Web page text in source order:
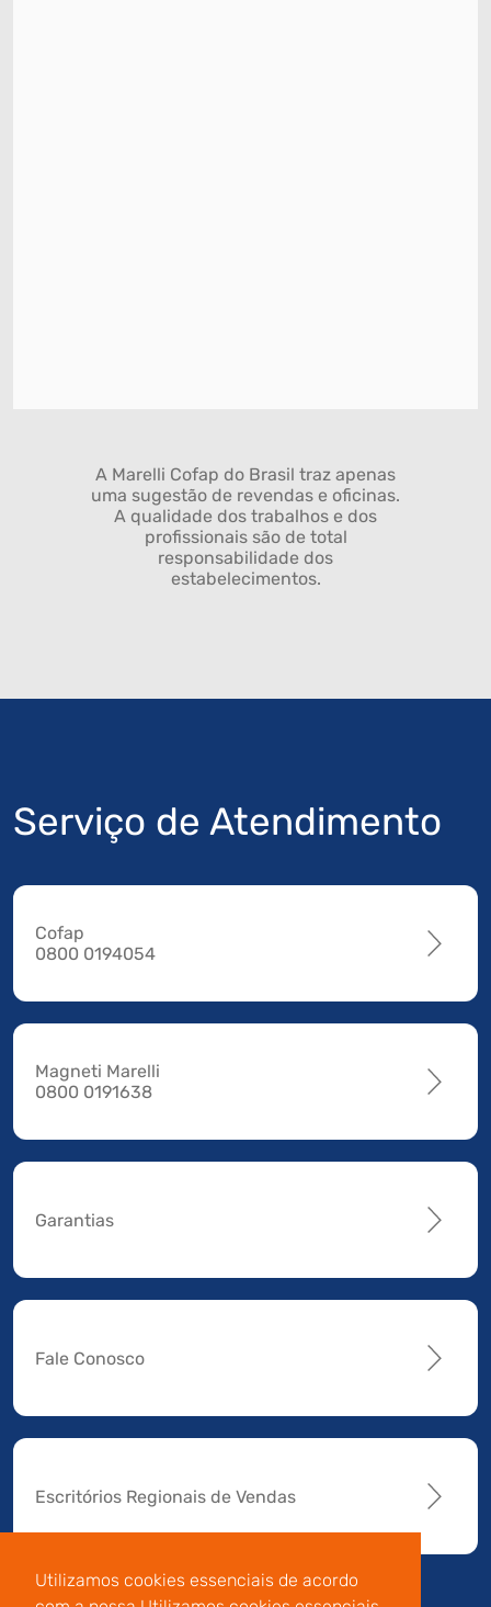
Utilizamos cookies essenciais de acordo
A Marelli Cofap do Brasil traz apenas
uma sugestão de revendas e oficinas.
A qualidade dos trabalhos e dos
profissionais são de total
responsabilidade dos
estabelecimentos.
Serviço de Atendimento
Cofap
0800 0194054
Magneti Marelli
0800 0191638
Garantias
Fale Conosco
Escritórios Regionais de Vendas